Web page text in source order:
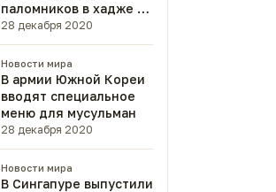
паломников в хадже не
было
28 декабря 2020
Новости мира
В армии Южной Кореи
вводят специальное
меню для мусульман
28 декабря 2020
Новости мира
В Сингапуре выпустили